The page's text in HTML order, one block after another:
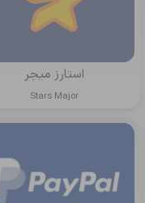
استارز میجر
Stars Major